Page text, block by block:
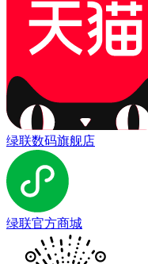
绿联数码旗舰店
绿联官方商城